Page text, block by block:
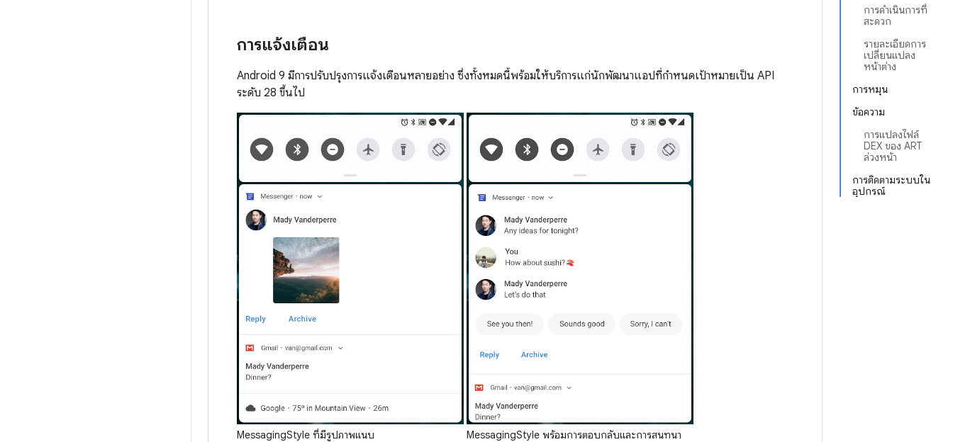
การดำเนินการที่
สะดวก
รายละเอียดการ
เปลี่ยนแปลง
หน้าต่าง
การหมุน
ข้อความ
การแปลงไฟล์
DEX ของ ART
ล่วงหน้า
การติดตามระบบใน
อุปกรณ์
การแจ้งเตือน
Android 9 มีการปรับปรุงการแจ้งเตือนหลายอย่าง ซึ่งทั้งหมดนี้พร้อมให้บริการแก่นักพัฒนาแอปที่กำหนดเป้าหมายเป็น API
ระดับ 28 ขึ้นไป
MessagingStyle ที่มีรูปภาพแนบ MessagingStyle พร้อมการตอบกลับและการสนทนา